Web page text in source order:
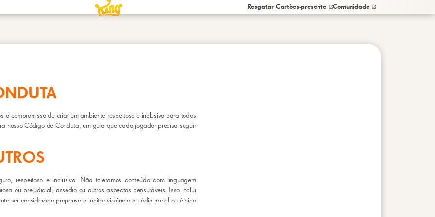
Resgatar Cartões-presente Comunidade
o compromisso de criar um ambiente respeitoso e inclusivo para todos
nosso Código de Conduta, um guia que cada jogador precisa seguir
respeitoso e inclusivo. Não toleramos conteúdo com linguagem
ou prejudicial, assédio ou outros aspectos censuráveis. Isso inclui
ser considerado propenso a incitar violência ou ódio racial ou étnico